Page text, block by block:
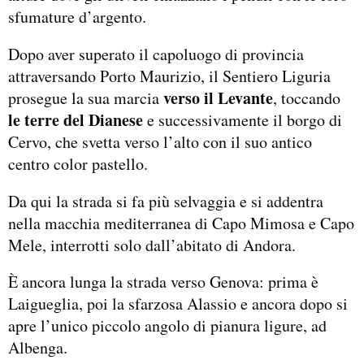
sfumature d’argento.
Dopo aver superato il capoluogo di provincia
attraversando Porto Maurizio, il Sentiero Liguria
prosegue la sua marciaverso il Levante, toccando
le terre del Dianesee successivamente il borgo di
Cervo, che svetta verso l’alto con il suo antico
centro color pastello.
Da qui la strada si fa più selvaggia e si addentra
nella macchia mediterranea di Capo Mimosa e Capo
Mele, interrotti solo dall’abitato di Andora.
È ancora lunga la strada verso Genova: prima è
Laigueglia, poi la sfarzosa Alassio e ancora dopo si
apre l’unico piccolo angolo di pianura ligure, ad
Albenga.